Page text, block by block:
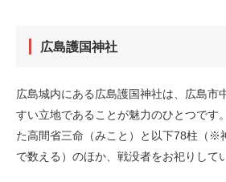
広島護国神社
広島城内にある広島護国神社は、広島市
すい立地であることが魅力のひとつです
た高間省三命（みこと）と以下78柱（※
で数える）のほか、戦没者をお祀りして